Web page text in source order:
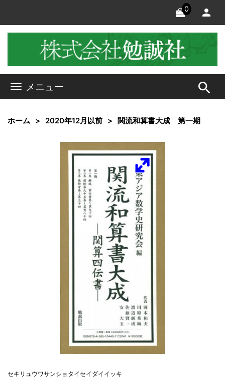
0
メニュー search
ホーム 2020年12月以前 関流和算書大成 第一期
セキリュウワサンショタイセイダイイッキ